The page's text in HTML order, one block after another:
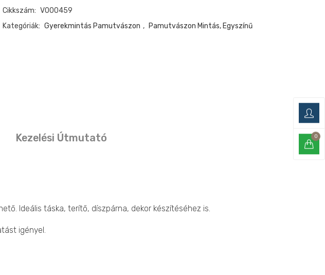
róka
mennyiség
Cikkszám: V000459
Kategóriák: Gyerekmintás Pamutvászon , Pamutvászon Mintás, Egyszínű
Kezelési Útmutató
Ideális táska, terítő, díszpárna, dekor készítéséhez is.
igényel.
0